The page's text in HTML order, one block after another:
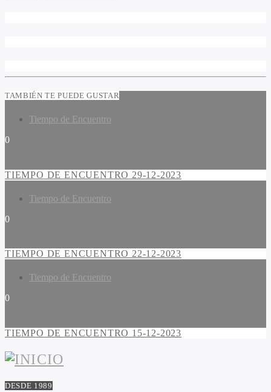
TAMBIÉN TE PUEDE GUSTAR
Tiempo de Encuentro
0
TIEMPO DE ENCUENTRO 29-12-2023
Tiempo de Encuentro
0
TIEMPO DE ENCUENTRO 22-12-2023
Tiempo de Encuentro
0
TIEMPO DE ENCUENTRO 15-12-2023
DESDE 1989